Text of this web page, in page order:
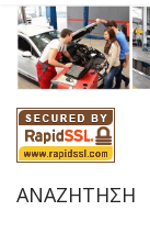
ΑΝΑΖΗΤΗΣΗ